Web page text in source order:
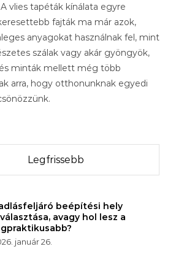
vlies tapéták kínálata egyre
fajták ma már azok,
anyagokat használnak fel, mint
szálak vagy akár gyöngyök,
minták mellett még több
arra, hogy otthonunknak egyedi
Legfrissebb
beépítési hely
avagy hol lesz a
január 26.